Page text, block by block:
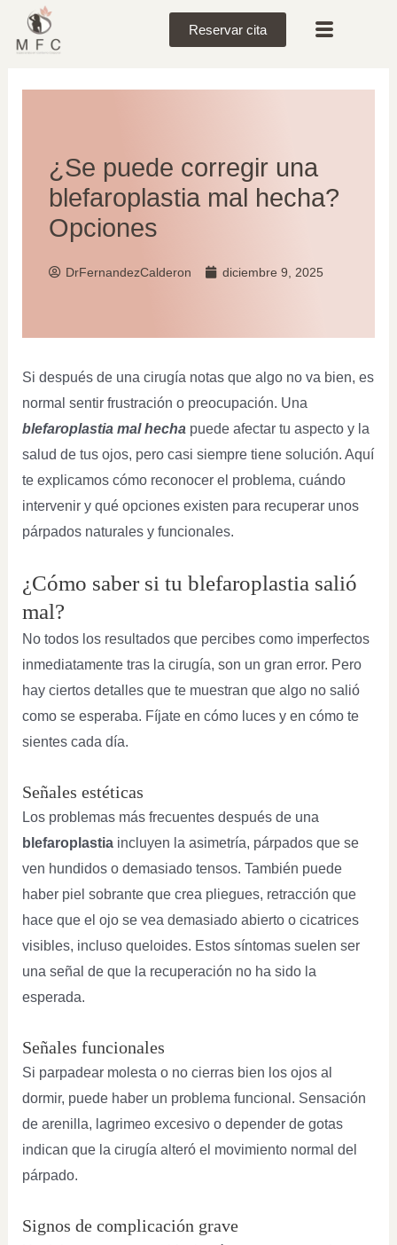
Reservar cita
¿Se puede corregir una
blefaroplastia mal hecha?
Opciones
DrFernandezCalderon diciembre 9, 2025
Si después de una cirugía notas que algo no va bien, es
normal sentir frustración o preocupación. Una
blefaroplastia mal hechapuede afectar tu aspecto y la
salud de tus ojos, pero casi siempre tiene solución. Aquí
te explicamos cómo reconocer el problema, cuándo
intervenir y qué opciones existen para recuperar unos
párpados naturales y funcionales.
¿Cómo saber si tu blefaroplastia salió
mal?
No todos los resultados que percibes como imperfectos
inmediatamente tras la cirugía, son un gran error. Pero
hay ciertos detalles que te muestran que algo no salió
como se esperaba. Fíjate en cómo luces y en cómo te
sientes cada día.
Señales estéticas
Los problemas más frecuentes después de una
blefaroplastiaincluyen la asimetría, párpados que se
ven hundidos o demasiado tensos. También puede
haber piel sobrante que crea pliegues, retracción que
hace que el ojo se vea demasiado abierto o cicatrices
visibles, incluso queloides. Estos síntomas suelen ser
una señal de que la recuperación no ha sido la
esperada.
Señales funcionales
Si parpadear molesta o no cierras bien los ojos al
dormir, puede haber un problema funcional. Sensación
de arenilla, lagrimeo excesivo o depender de gotas
indican que la cirugía alteró el movimiento normal del
párpado.
Signos de complicación grave